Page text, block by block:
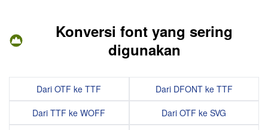
Konversi font yang sering
digunakan
Dari OTF ke TTF
Dari TTF ke WOFF
Dari DFONT ke TTF
Dari OTF ke SVG